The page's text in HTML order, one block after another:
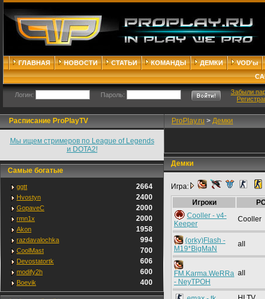
ГЛАВНАЯ НОВОСТИ СТАТЬИ КОМАНДЫ ДЕМКИ
VOD'ы
Логин: Пароль:
Забыли
Расписание ProPlayTV
Мы ищем стримеров по League of Legends
и DOTA2!
Самые богатые
ggtt 2664
Hvostyn 2400
GopaveC 2000
rmn1x 2000
Akon 1958
razdavalochka 994
CoolMast 700
Devostatortk 606
modify2h 600
Boevik 400
ProPlay.ru > Демки
Демки
Игра:
Игроки
Cooller - v4-
Keeper
Cooller
(orky)Flash -
M19*BigMaN
all
FM.Karma.WeRRa
- NeyTPOH
all